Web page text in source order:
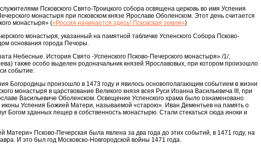
Псковского Свято-Троицкого собора освящена церковь во имя Успения
монастыря при псковском князе Ярославе Оболенском. Этот день считается
монастыря» («Россия начинается здесь! Псковская земля»)
монастыря, указанный на памятной табличке Успенского Собора Псково-
основания города Печоры.
Небесные. История Свято -Успенского Псково-Печерского монастыря» /1/,
также особо выделен родоначальник князей Ярославовых, при котором произошло
событие:
Богородицы произошло в 1473 году и явилось основополагающим событием в жизни
монастыря в царствование Великого князя всея Руси Иоанна Васильевича III, при
Васильевиче Оболенском. Освещение Успенского храма было ознаменовано
Успения Божией Матери, называемой «старою». Иван Дементьев на память о
Богом зданных пещер в собственность монастырю. Стали стекаться сюда иноки и
Матери» Псково-Печерская была явлена за два года до этих событий, в 1471 году, на
И это был год Московско-Новгородской войны 1471 года.